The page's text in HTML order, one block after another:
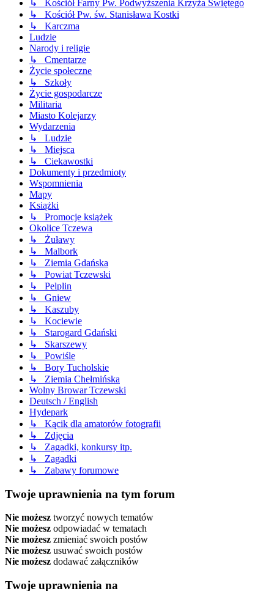
↳ Kościół Farny Pw. Podwyższenia Krzyża Świętego
↳ Kościół Pw. św. Stanisława Kostki
↳ Karczma
Ludzie
Narody i religie
↳ Cmentarze
Życie społeczne
↳ Szkoły
Życie gospodarcze
Militaria
Miasto Kolejarzy
Wydarzenia
↳ Ludzie
↳ Miejsca
↳ Ciekawostki
Dokumenty i przedmioty
Wspomnienia
Mapy
Książki
↳ Promocje książek
Okolice Tczewa
↳ Żuławy
↳ Malbork
↳ Ziemia Gdańska
↳ Powiat Tczewski
↳ Pelplin
↳ Gniew
↳ Kaszuby
↳ Kociewie
↳ Starogard Gdański
↳ Skarszewy
↳ Powiśle
↳ Bory Tucholskie
↳ Ziemia Chełmińska
Wolny Browar Tczewski
Deutsch / English
Hydepark
↳ Kącik dla amatorów fotografii
↳ Zdjęcia
↳ Zagadki, konkursy itp.
↳ Zagadki
↳ Zabawy forumowe
Twoje uprawnienia na tym forum
Nie możesz tworzyć nowych tematów
Nie możesz odpowiadać w tematach
Nie możesz zmieniać swoich postów
Nie możesz usuwać swoich postów
Nie możesz dodawać załączników
Twoje uprawnienia na